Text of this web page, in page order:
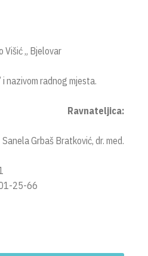
Višić „ Bjelovar
nazivom radnog mjesta.
Ravnateljica:
Sanela Grbaš Bratković, dr. med.
25-66